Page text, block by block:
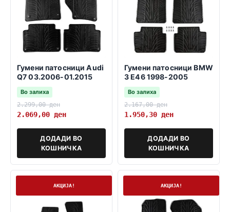
Гумени патосници Audi
Q7 03.2006-01.2015
Во залиха
2.299,00ден
2.069,00 ден
ДОДАДИ ВО
КОШНИЧКА
Гумени патосници BMW
3 E46 1998-2005
Во залиха
2.167,00ден
1.950,30 ден
ДОДАДИ ВО
КОШНИЧКА
АКЦИЈА! АКЦИЈА!